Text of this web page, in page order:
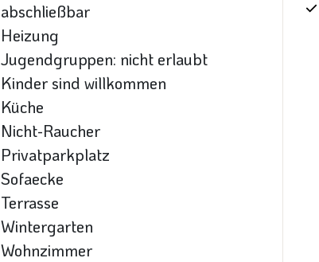
abschließbar
Heizung
Jugendgruppen: nicht erlaubt
Kinder sind willkommen
Küche
Nicht-Raucher
Privatparkplatz
Sofaecke
Terrasse
Wintergarten
Wohnzimmer